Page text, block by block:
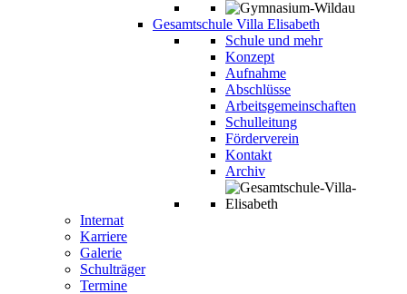
Gesamtschule Villa Elisabeth
Schule und mehr
Konzept
Aufnahme
Abschlüsse
Arbeitsgemeinschaften
Schulleitung
Förderverein
Kontakt
Archiv
Internat
Karriere
Galerie
Schulträger
Termine